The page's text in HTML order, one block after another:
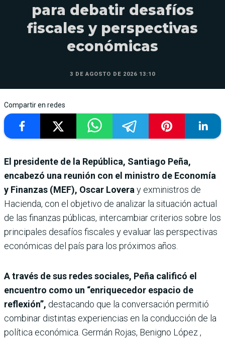
para debatir desafíos
fiscales y perspectivas
económicas
3 DE AGOSTO DE 2026 13:10
Compartir en redes
El presidente de la República, Santiago Peña,
encabezó una reunión con el ministro de Economía
y Finanzas (MEF), Oscar Lovera y exministros de
Hacienda, con el objetivo de analizar la situación actual
de las finanzas públicas, intercambiar criterios sobre los
principales desafíos fiscales y evaluar las perspectivas
económicas del país para los próximos años.
A través de sus redes sociales, Peña calificó el
encuentro como un “enriquecedor espacio de
reflexión”, destacando que la conversación permitió
combinar distintas experiencias en la conducción de la
política económica. Germán Rojas, Benigno López ,